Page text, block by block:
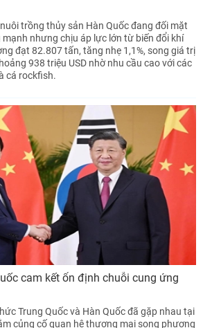
trồng thủy sản Hàn Quốc đang đối mặt
nhưng chịu áp lực lớn từ biến đổi khí
đạt 82.807 tấn, tăng nhẹ 1,1%, song giá trị
938 triệu USD nhờ nhu cầu cao với các
cá rockfish.
cam kết ổn định chuỗi cung ứng
Trung Quốc và Hàn Quốc đã gặp nhau tại
củng cố quan hệ thương mại song phương